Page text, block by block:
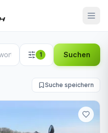
1 Suchen
Suche speichern